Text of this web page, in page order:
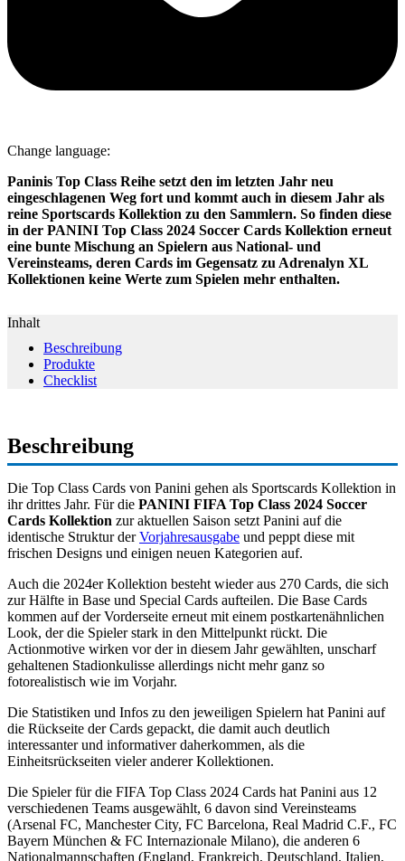
Change language:
Paninis Top Class Reihe setzt den im letzten Jahr neu
eingeschlagenen Weg fort und kommt auch in diesem Jahr als
reine Sportscards Kollektion zu den Sammlern. So finden diese
in der PANINI Top Class 2024 Soccer Cards Kollektion erneut
eine bunte Mischung an Spielern aus National- und
Vereinsteams, deren Cards im Gegensatz zu Adrenalyn XL
Kollektionen keine Werte zum Spielen mehr enthalten.
Inhalt
Beschreibung
Produkte
Checklist
Beschreibung
Die Top Class Cards von Panini gehen als Sportscards Kollektion in
ihr drittes Jahr. Für die PANINI FIFA Top Class 2024 Soccer
Cards Kollektion zur aktuellen Saison setzt Panini auf die
identische Struktur derVorjahresausgabe und peppt diese mit
frischen Designs und einigen neuen Kategorien auf.
Auch die 2024er Kollektion besteht wieder aus 270 Cards, die sich
zur Hälfte in Base und Special Cards aufteilen. Die Base Cards
kommen auf der Vorderseite erneut mit einem postkartenähnlichen
Look, der die Spieler stark in den Mittelpunkt rückt. Die
Actionmotive wirken vor der in diesem Jahr gewählten, unscharf
gehaltenen Stadionkulisse allerdings nicht mehr ganz so
fotorealistisch wie im Vorjahr.
Die Statistiken und Infos zu den jeweiligen Spielern hat Panini auf
die Rückseite der Cards gepackt, die damit auch deutlich
interessanter und informativer daherkommen, als die
Einheitsrückseiten vieler anderer Kollektionen.
Die Spieler für die FIFA Top Class 2024 Cards hat Panini aus 12
verschiedenen Teams ausgewählt, 6 davon sind Vereinsteams
(Arsenal FC, Manchester City, FC Barcelona, Real Madrid C.F., FC
Bayern München & FC Internazionale Milano), die anderen 6
Nationalmannschaften (England, Frankreich, Deutschland, Italien,